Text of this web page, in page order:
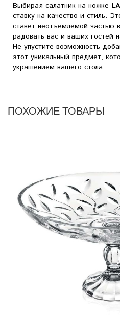
Выбирая салатник на ножке
ставку на качество и стиль.
станет неотъемлемой частью
радовать вас и ваших гостей
Не упустите возможность
этот уникальный предмет,
украшением вашего стола.
ПОХОЖИЕ ТОВАРЫ